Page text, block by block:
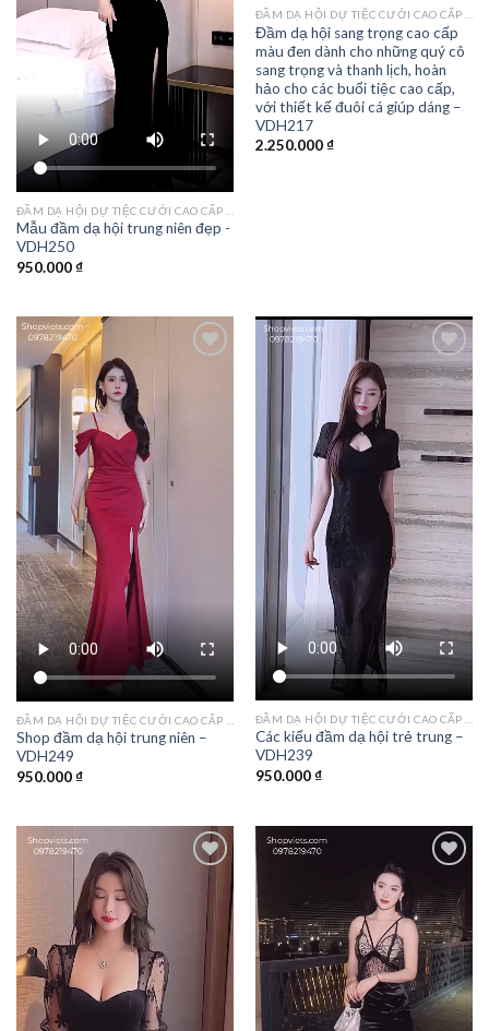
Mẫu đầm dạ hội trung niên đẹp -
VDH250
950.000₫
Đầm dạ hội sang trọng cao cấp
màu đen dành cho những quý cô
sang trọng và thanh lịch, hoàn
hảo cho các buổi tiệc cao cấp,
với thiết kế đuôi cá giúp dáng –
VDH217
2.250.000₫
Shop đầm dạ hội trung niên –
VDH249
950.000₫
Add to
wishlist
Các kiểu đầm dạ hội trẻ trung –
VDH239
950.000₫
Add to
wishlist
Add to
wishlist